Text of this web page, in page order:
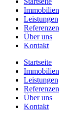
Immobilien
Leistungen
Referenzen
Über uns
Kontakt
Startseite
Immobilien
Leistungen
Referenzen
Über uns
Kontakt